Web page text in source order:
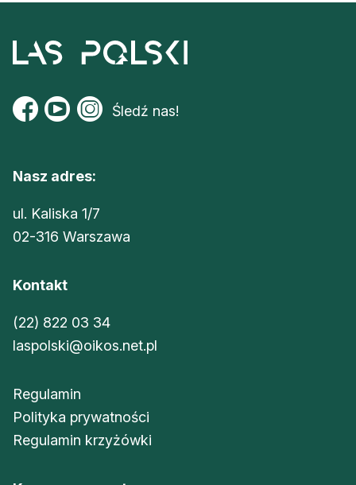
Śledź nas!
Nasz adres:
ul. Kaliska 1/7
02-316 Warszawa
Kontakt
(22) 822 03 34
laspolski@oikos.net.pl
Regulamin
Polityka prywatności
Regulamin krzyżówki